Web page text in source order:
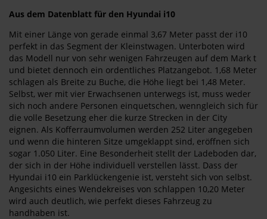
Aus dem Datenblatt für den Hyundai i10
Mit einer Länge von gerade einmal 3,67 Meter passt der i10
perfekt in das Segment der Kleinstwagen. Unterboten wird
das Modell nur von sehr wenigen Fahrzeugen auf dem Mark t
und bietet dennoch ein ordentliches Platzangebot. 1,68 Meter
schlagen als Breite zu Buche, die Höhe liegt bei 1,48 Meter.
Selbst, wer mit vier Erwachsenen unterwegs ist, muss weder
sich noch andere Personen einquetschen, wenngleich sich für
die volle Besetzung eher die kurze Strecken in der City
eignen. Als Kofferraumvolumen werden 252 Liter angegeben
und wenn die hinteren Sitze umgeklappt sind, eröffnen sich
sogar 1.050 Liter. Eine Besonderheit stellt der Ladeboden dar,
der sich in der Höhe individuell verstellen lässt. Dass der
Hyundai i10 ein Parklückengenie ist, versteht sich von selbst.
Angesichts eines Wendekreises von schlappen 10,20 Meter
wird auch deutlich, wie perfekt dieses Fahrzeug zu
handhaben ist.